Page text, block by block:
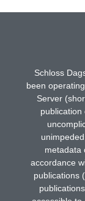
Schloss
been
Server
publication
metadata
accordance
publications